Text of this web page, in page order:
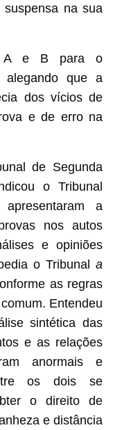
na sua
A e B para o
alegando que a
dos vícios de
e de erro na
de Segunda
o Tribunal
a
nos autos
e opiniões
o Tribunala
as regras
Entendeu
sintética das
e as relações
anormais e
os dois se
o direito de
e distância